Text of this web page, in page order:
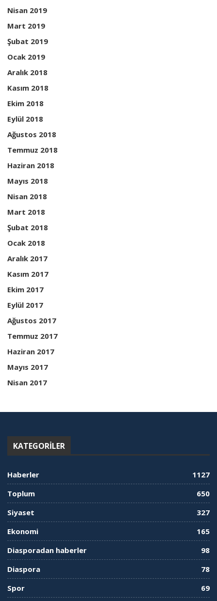
Nisan 2019
Mart 2019
Şubat 2019
Ocak 2019
Aralık 2018
Kasım 2018
Ekim 2018
Eylül 2018
Ağustos 2018
Temmuz 2018
Haziran 2018
Mayıs 2018
Nisan 2018
Mart 2018
Şubat 2018
Ocak 2018
Aralık 2017
Kasım 2017
Ekim 2017
Eylül 2017
Ağustos 2017
Temmuz 2017
Haziran 2017
Mayıs 2017
Nisan 2017
KATEGORILER
Haberler
1127
Toplum
650
Siyaset
327
Ekonomi
165
Diasporadan haberler
98
Diaspora
78
Spor
69